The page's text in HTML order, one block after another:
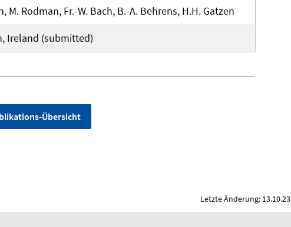
M. Rodman, Fr.-W. Bach, B.-A. Behrens, H.H. Gatzen
Ireland (submitted)
Übersicht
Letzte Änderung: 13.10.23